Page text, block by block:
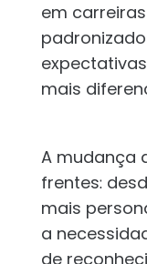
em
mais
A mudança
frentes:
mais
a
de